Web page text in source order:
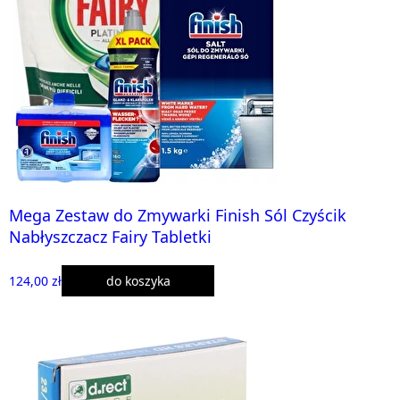
Mega Zestaw do Zmywarki Finish Sól Czyścik
Nabłyszczacz Fairy Tabletki
124,00 zł do koszyka